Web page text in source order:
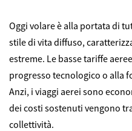
Oggi volare è alla portata di
stile di vita diffuso,
estreme. Le basse tariffe
progresso tecnologico o alla
Anzi, i viaggi aerei sono
dei costi sostenuti vengono
collettività.